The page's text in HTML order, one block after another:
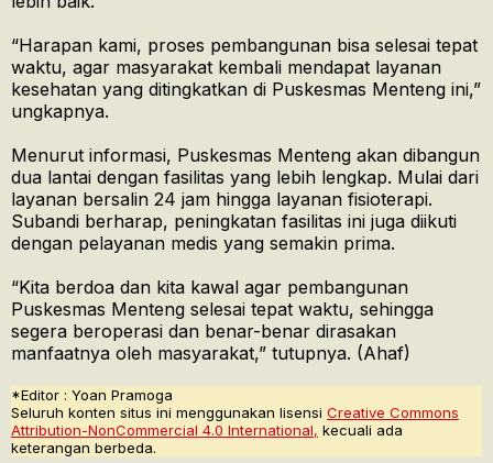
“Harapan kami, proses pembangunan bisa selesai tepat
waktu, agar masyarakat kembali mendapat layanan
kesehatan yang ditingkatkan di Puskesmas Menteng ini,”
ungkapnya.
Menurut informasi, Puskesmas Menteng akan dibangun
dua lantai dengan fasilitas yang lebih lengkap. Mulai dari
layanan bersalin 24 jam hingga layanan fisioterapi.
Subandi berharap, peningkatan fasilitas ini juga diikuti
dengan pelayanan medis yang semakin prima.
“Kita berdoa dan kita kawal agar pembangunan
Puskesmas Menteng selesai tepat waktu, sehingga
segera beroperasi dan benar-benar dirasakan
manfaatnya oleh masyarakat,” tutupnya. (Ahaf)
*Editor : Yoan Pramoga
Seluruh konten situs ini menggunakan lisensi Creative Commons
Attribution-NonCommercial 4.0 International, kecuali ada
keterangan berbeda.